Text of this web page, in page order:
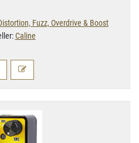
Fuzz, Overdrive & Boost
Caline